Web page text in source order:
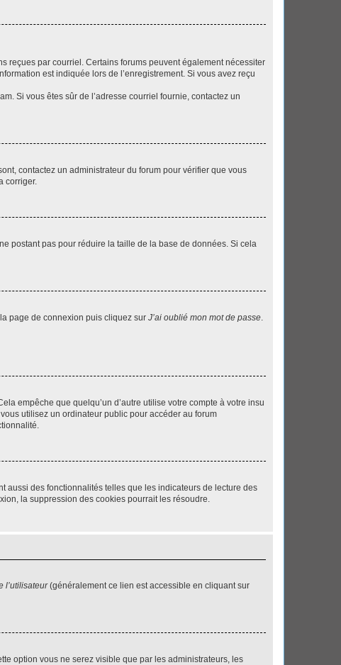
reçues par courriel. Certains forums peuvent également nécessiter
est indiquée lors de l’enregistrement. Si vous avez reçu
Si vous êtes sûr de l’adresse courriel fournie, contactez un
contactez un administrateur du forum pour vérifier que vous
corriger.
postant pas pour réduire la taille de la base de données. Si cela
page de connexion puis cliquez sur J’ai oublié mon mot de passe.
empêche que quelqu’un d’autre utilise votre compte à votre insu
utilisez un ordinateur public pour accéder au forum
aussi des fonctionnalités telles que les indicateurs de lecture des
la suppression des cookies pourrait les résoudre.
l’utilisateur(généralement ce lien est accessible en cliquant sur
option vous ne serez visible que par les administrateurs, les